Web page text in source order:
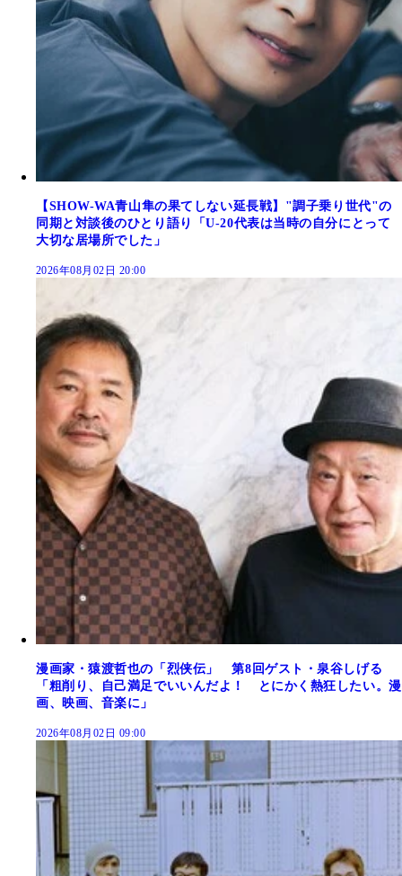
【SHOW-WA青山隼の果てしない延長戦】"調子乗り世代"の
同期と対談後のひとり語り「U-20代表は当時の自分にとって
大切な居場所でした」
2026年08月02日 20:00
漫画家・猿渡哲也の「烈侠伝」 第8回ゲスト・泉谷しげる
「粗削り、自己満足でいいんだよ！ とにかく熱狂したい。漫
画、映画、音楽に」
2026年08月02日 09:00